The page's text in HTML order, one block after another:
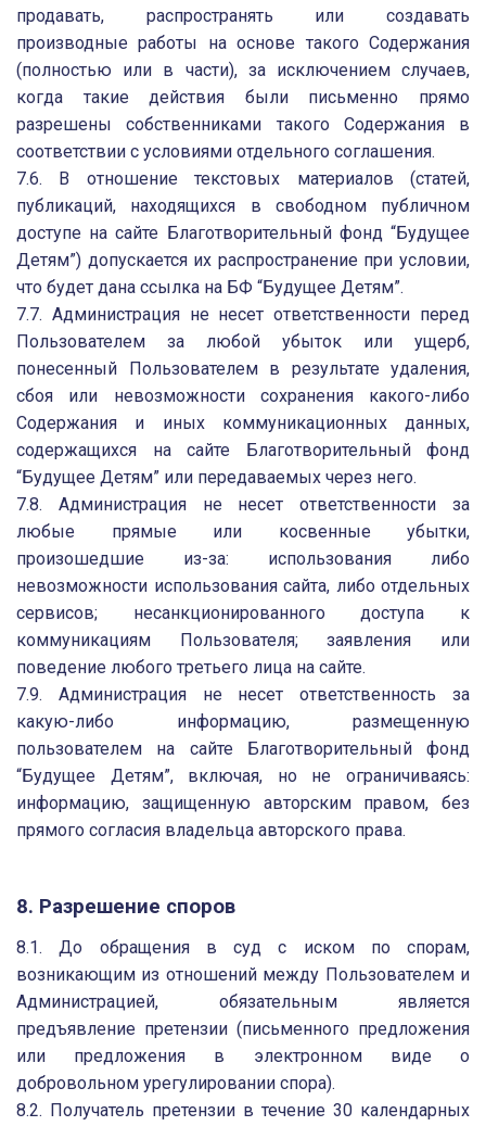
продавать, распространять или создавать
производные работы на основе такого Содержания
(полностью или в части), за исключением случаев,
когда такие действия были письменно прямо
разрешены собственниками такого Содержания в
соответствии с условиями отдельного соглашения.
7.6. В отношение текстовых материалов (статей,
публикаций, находящихся в свободном публичном
доступе на сайте Благотворительный фонд “Будущее
Детям”) допускается их распространение при условии,
что будет дана ссылка на БФ “Будущее Детям”.
7.7. Администрация не несет ответственности перед
Пользователем за любой убыток или ущерб,
понесенный Пользователем в результате удаления,
сбоя или невозможности сохранения какого-либо
Содержания и иных коммуникационных данных,
содержащихся на сайте Благотворительный фонд
“Будущее Детям” или передаваемых через него.
7.8. Администрация не несет ответственности за
любые прямые или косвенные убытки,
произошедшие из-за: использования либо
невозможности использования сайта, либо отдельных
сервисов; несанкционированного доступа к
коммуникациям Пользователя; заявления или
поведение любого третьего лица на сайте.
7.9. Администрация не несет ответственность за
какую-либо информацию, размещенную
пользователем на сайте Благотворительный фонд
“Будущее Детям”, включая, но не ограничиваясь:
информацию, защищенную авторским правом, без
прямого согласия владельца авторского права.
8. Разрешение споров
8.1. До обращения в суд с иском по спорам,
возникающим из отношений между Пользователем и
Администрацией, обязательным является
предъявление претензии (письменного предложения
или предложения в электронном виде о
добровольном урегулировании спора).
8.2. Получатель претензии в течение 30 календарных